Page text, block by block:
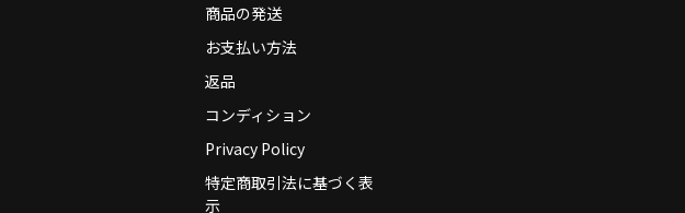
商品の発送
お支払い方法
返品
コンディション
Privacy Policy
特定商取引法に基づく表
示